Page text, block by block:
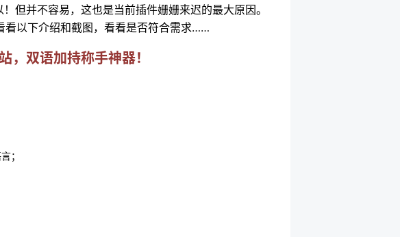
并不容易，这也是当前插件姗姗来迟的最大原因。
看以下介绍和截图，看看是否符合需求……
双语加持称手神器！
；